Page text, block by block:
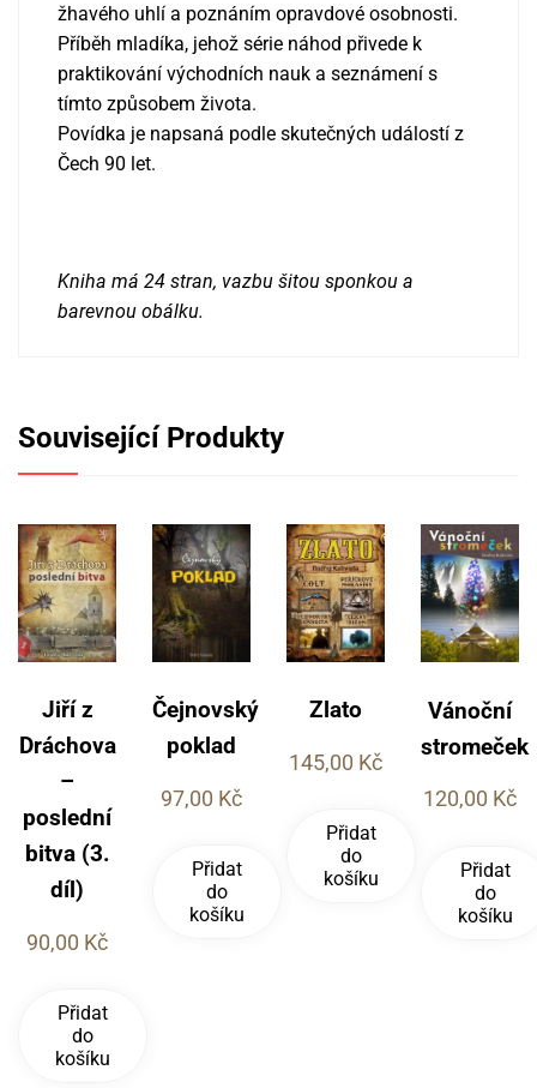
žhavého uhlí a poznáním opravdové osobnosti.
Příběh mladíka, jehož série náhod přivede k
praktikování východních nauk a seznámení s
tímto způsobem života.
Povídka je napsaná podle skutečných událostí z
Čech 90 let.
Kniha má 24 stran, vazbu šitou sponkou a
barevnou obálku.
Související Produkty
Jiří z
Dráchova
–
poslední
bitva (3.
díl)
90,00 Kč
Přidat
do
košíku
Čejnovský
poklad
97,00 Kč
Přidat
do
košíku
Zlato
145,00 Kč
Přidat
do
košíku
Vánoční
stromeček
120,00 Kč
Přidat
do
košíku